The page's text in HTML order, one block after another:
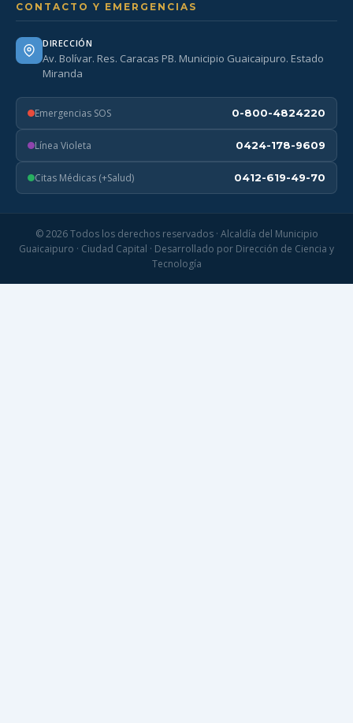
CONTACTO Y EMERGENCIAS
DIRECCIÓN
Av. Bolívar. Res. Caracas PB. Municipio Guaicaipuro. Estado
Miranda
Emergencias SOS 0-800-4824220
Línea Violeta 0424-178-9609
Citas Médicas (+Salud) 0412-619-49-70
© 2026 Todos los derechos reservados · Alcaldía del Municipio
Guaicaipuro · Ciudad Capital · Desarrollado por Dirección de Ciencia y
Tecnología